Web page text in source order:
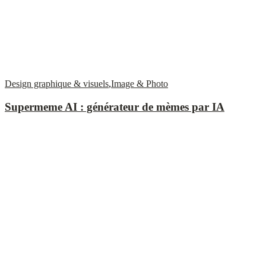
Design graphique & visuels,Image & Photo
Supermeme AI : générateur de mèmes par IA